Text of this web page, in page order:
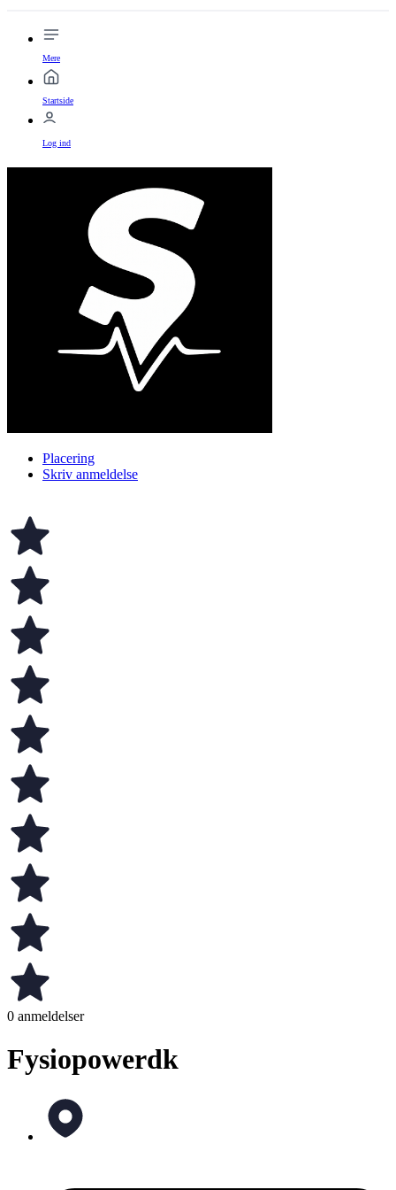
Mere
Startside
Log ind
Placering
Skriv anmeldelse
0 anmeldelser
Fysiopowerdk